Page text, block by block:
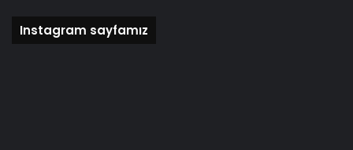
Instagram sayfamız